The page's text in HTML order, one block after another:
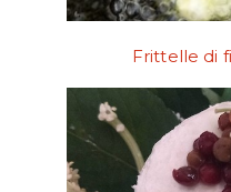
Frittelle di